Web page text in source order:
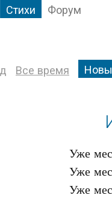
Стихи Форум
Все время
Уже
Уже
Уже